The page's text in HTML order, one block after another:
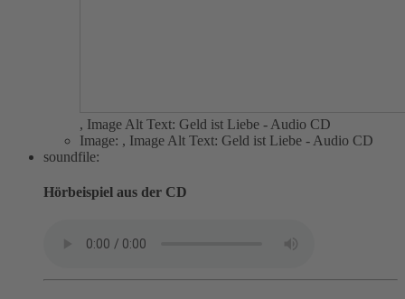
, Image Alt Text: Geld ist Liebe - Audio CD
Image: , Image Alt Text: Geld ist Liebe - Audio CD
soundfile:
Hörbeispiel aus der CD